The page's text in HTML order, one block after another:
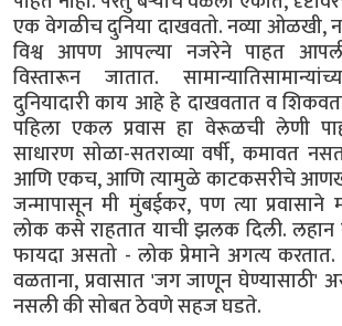
एक वेगळीच दुनिया दाखवतो. नव्या ओळखी,
विश्व आपण आपल्या नजरेने पाहत
विस्तारून जातात.
दुनियादारी काय आहे हे दाखवतात व
पहिला एकल प्रवास हा वेरूळची लेणी
साधारण सोळा-सतराव्या वर्षी, कमावत
आणि एकच, आणि त्यामुळे काटकसरीचे
जन्मापासून मी मुंबईकर, पण त्या प्रवासाने
लोक कसे राहतात याची झलक दिली.
फायदा असतो - लोक प्रेमाने अगत्य करतात.
वळताना, प्रवासात 'जग जाणून घेण्यासाठी'
नसली की सोबत ठेवणे सहज घडते.